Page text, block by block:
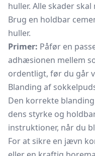
huller. Alle skader
Brug en holdbar
huller.
Primer: Påfør en
adhæsionen mellem
ordentligt, før du går
Blanding af
Den korrekte
dens styrke og
instruktioner, når du
For at sikre en jævn